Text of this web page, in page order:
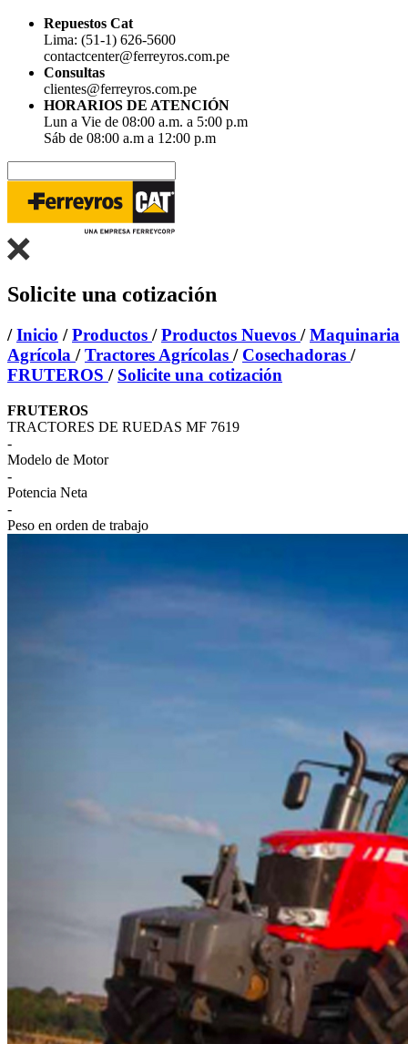
Repuestos Cat
Lima: (51-1) 626-5600
contactcenter@ferreyros.com.pe
Consultas
clientes@ferreyros.com.pe
HORARIOS DE ATENCIÓN
Lun a Vie de 08:00 a.m. a 5:00 p.m
Sáb de 08:00 a.m a 12:00 p.m
Solicite una cotización
/Inicio /Productos /Productos Nuevos /Maquinaria
Agrícola /Tractores Agrícolas / Cosechadoras /
FRUTEROS / Solicite una cotización
FRUTEROS
TRACTORES DE RUEDAS MF 7619
-
Modelo de Motor
-
Potencia Neta
-
Peso en orden de trabajo